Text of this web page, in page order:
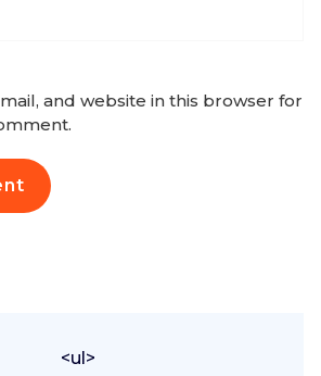
and website in this browser for
<ul>